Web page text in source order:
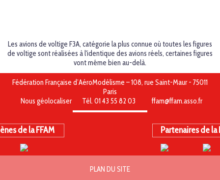
Les avions de voltige F3A, catégorie la plus connue où toutes les figures
de voltige sont réalisées à l'identique des avions réels, certaines figures
vont même bien au-delà.
Fédération Française d’AéroModélisme – 108, rue Saint-Maur - 75011
Paris
Nous géolocaliser
Tél. 01 43 55 82 03 ffam@ffam.asso.fr
de la FFAM Partenaires de la
PLAN DU SITE